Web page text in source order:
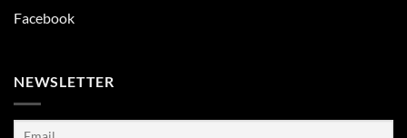
Facebook
NEWSLETTER